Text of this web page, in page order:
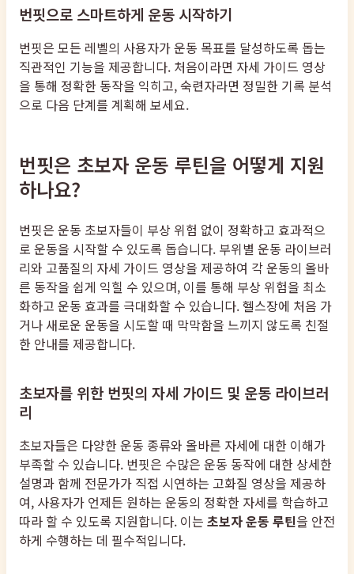
번핏으로 스마트하게 운동 시작하기
번핏은 모든 레벨의 사용자가 운동 목표를 달성하도록 돕는
직관적인 기능을 제공합니다. 처음이라면 자세 가이드 영상
을 통해 정확한 동작을 익히고, 숙련자라면 정밀한 기록 분석
으로 다음 단계를 계획해 보세요.
번핏은 초보자 운동 루틴을 어떻게 지원
하나요?
번핏은 운동 초보자들이 부상 위험 없이 정확하고 효과적으
로 운동을 시작할 수 있도록 돕습니다. 부위별 운동 라이브러
리와 고품질의 자세 가이드 영상을 제공하여 각 운동의 올바
른 동작을 쉽게 익힐 수 있으며, 이를 통해 부상 위험을 최소
화하고 운동 효과를 극대화할 수 있습니다. 헬스장에 처음 가
거나 새로운 운동을 시도할 때 막막함을 느끼지 않도록 친절
한 안내를 제공합니다.
초보자를 위한 번핏의 자세 가이드 및 운동 라이브러
리
초보자들은 다양한 운동 종류와 올바른 자세에 대한 이해가
부족할 수 있습니다. 번핏은 수많은 운동 동작에 대한 상세한
설명과 함께 전문가가 직접 시연하는 고화질 영상을 제공하
여, 사용자가 언제든 원하는 운동의 정확한 자세를 학습하고
따라 할 수 있도록 지원합니다. 이는 초보자 운동 루틴을 안전
하게 수행하는 데 필수적입니다.